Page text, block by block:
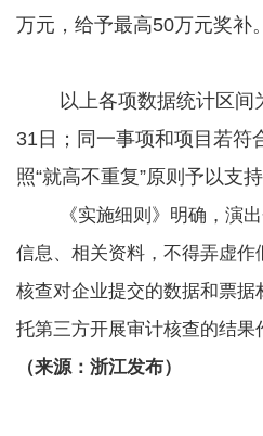
万元，给予最高50万元奖补。
以上各项数据统计区间
31日；同一事项和项目若符
照“就高不重复”原则予以支持
《实施细则》明确，演出
信息、相关资料，不得弄虚
核查对企业提交的数据和票
托第三方开展审计核查的结果
（来源：浙江发布）